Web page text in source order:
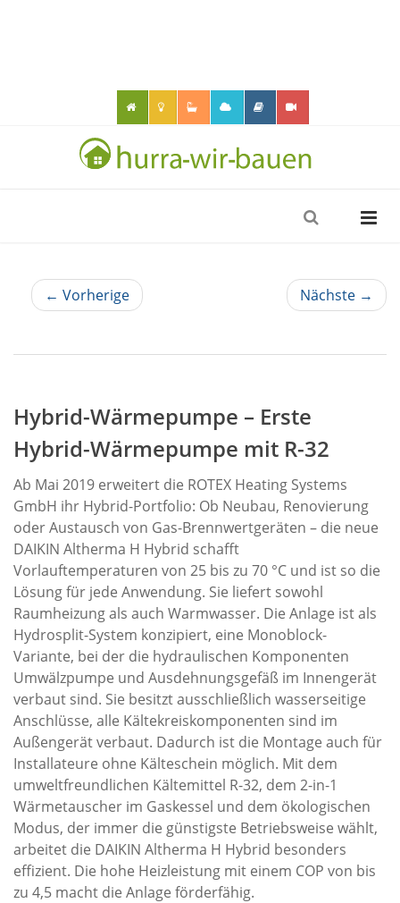
← Vorherige Nächste →
Hybrid-Wärmepumpe – Erste
Hybrid-Wärmepumpe mit R-32
Ab Mai 2019 erweitert die ROTEX Heating Systems
GmbH ihr Hybrid-Portfolio: Ob Neubau, Renovierung
oder Austausch von Gas-Brennwertgeräten – die neue
DAIKIN Altherma H Hybrid schafft
Vorlauftemperaturen von 25 bis zu 70 °C und ist so die
Lösung für jede Anwendung. Sie liefert sowohl
Raumheizung als auch Warmwasser. Die Anlage ist als
Hydrosplit-System konzipiert, eine Monoblock-
Variante, bei der die hydraulischen Komponenten
Umwälzpumpe und Ausdehnungsgefäß im Innengerät
verbaut sind. Sie besitzt ausschließlich wasserseitige
Anschlüsse, alle Kältekreiskomponenten sind im
Außengerät verbaut. Dadurch ist die Montage auch für
Installateure ohne Kälteschein möglich. Mit dem
umweltfreundlichen Kältemittel R-32, dem 2-in-1
Wärmetauscher im Gaskessel und dem ökologischen
Modus, der immer die günstigste Betriebsweise wählt,
arbeitet die DAIKIN Altherma H Hybrid besonders
effizient. Die hohe Heizleistung mit einem COP von bis
zu 4,5 macht die Anlage förderfähig.